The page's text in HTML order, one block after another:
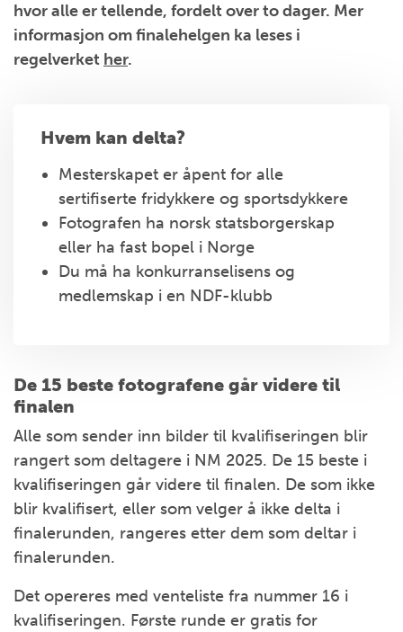
hvor alle er tellende, fordelt over to dager. Mer
informasjon om finalehelgen ka leses i
regelverket her.
Hvem kan delta?
Mesterskapet er åpent for alle
sertifiserte fridykkere og sportsdykkere
Fotografen ha norsk statsborgerskap
eller ha fast bopel i Norge
Du må ha konkurranselisens og
medlemskap i en NDF-klubb
De 15 beste fotografene går videre til
finalen
Alle som sender inn bilder til kvalifiseringen blir
rangert som deltagere i NM 2025. De 15 beste i
kvalifiseringen går videre til finalen. De som ikke
blir kvalifisert, eller som velger å ikke delta i
finalerunden, rangeres etter dem som deltar i
finalerunden.
Det opereres med venteliste fra nummer 16 i
kvalifiseringen. Første runde er gratis for